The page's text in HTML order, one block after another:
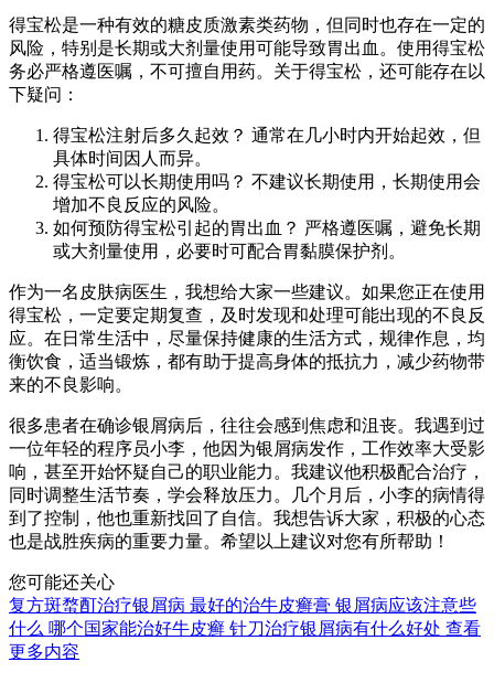
得宝松是一种有效的糖皮质激素类药物，但同时也存在一定的
风险，特别是长期或大剂量使用可能导致胃出血。使用得宝松
务必严格遵医嘱，不可擅自用药。关于得宝松，还可能存在以
下疑问：
得宝松注射后多久起效？ 通常在几小时内开始起效，但
具体时间因人而异。
得宝松可以长期使用吗？ 不建议长期使用，长期使用会
增加不良反应的风险。
如何预防得宝松引起的胃出血？ 严格遵医嘱，避免长期
或大剂量使用，必要时可配合胃黏膜保护剂。
作为一名皮肤病医生，我想给大家一些建议。如果您正在使用
得宝松，一定要定期复查，及时发现和处理可能出现的不良反
应。在日常生活中，尽量保持健康的生活方式，规律作息，均
衡饮食，适当锻炼，都有助于提高身体的抵抗力，减少药物带
来的不良影响。
很多患者在确诊银屑病后，往往会感到焦虑和沮丧。我遇到过
一位年轻的程序员小李，他因为银屑病发作，工作效率大受影
响，甚至开始怀疑自己的职业能力。我建议他积极配合治疗，
同时调整生活节奏，学会释放压力。几个月后，小李的病情得
到了控制，他也重新找回了自信。我想告诉大家，积极的心态
也是战胜疾病的重要力量。希望以上建议对您有所帮助！
您可能还关心
复方斑蝥酊治疗银屑病 最好的治牛皮癣膏 银屑病应该注意些
什么 哪个国家能治好牛皮癣 针刀治疗银屑病有什么好处 查看
更多内容